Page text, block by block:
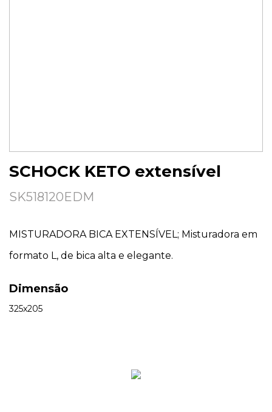
SCHOCK KETO extensível
SK518120EDM
MISTURADORA BICA EXTENSÍVEL; Misturadora em
formato L, de bica alta e elegante.
Dimensão
325x205